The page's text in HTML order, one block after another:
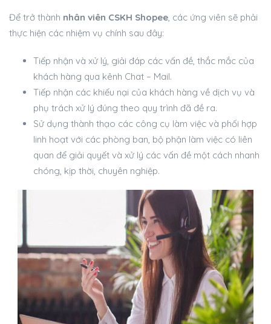
Để trở thành nhân viên CSKH Shopee, các ứng viên sẽ phải
thực hiện các nhiệm vụ chính sau đây:
Tiếp nhận và xử lý, giải đáp các vấn đề, thắc mắc của
khách hàng qua kênh Chat – Mail.
Tiếp nhận các khiếu nại của khách hàng về dịch vụ và
phụ trách xử lý đúng theo quy trình đã đề ra.
Sử dụng thành thạo các công cụ làm việc và phối hợp
linh hoạt với các phòng ban, bộ phận làm việc có liên
quan để giải quyết và xử lý các vấn đề một cách nhanh
chóng, kịp thời, chuyên nghiệp.